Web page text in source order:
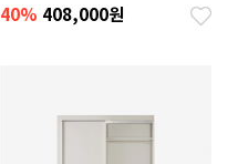
40% 408,000원